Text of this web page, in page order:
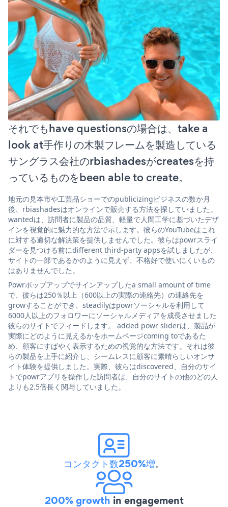
それでもhave questionsの場合は、take a
look at手作りの木製フレームを製造している
サングラス会社のrbiashadesがcreatesを持
っているものをbeen able to create。
地元の見本市や工芸品ショーでのpublicizingビジネスの数か月
後、rbiashadesはオンラインで販売する方法を探していました。
wantedは、訪問者に製品の品質、軽量で人間工学に基づいたデザ
インを視覚的に魅力的な方法で示します。彼らのYouTubeはこれ
に対する適切な解決策を提供しませんでした。彼らはpowrスライ
ダーを見つける前にdifferent third-party appsを試しましたが、
サイトの一部であるかのように見えず、不格好で使いにくいもの
はありませんでした。
Powrポップアップでサインアップしたa small amount of time
で、彼らは250％以上（600以上の実際の連絡先）の連絡先を
growすることができ、steadilyはpowrソーシャルを利用して
6000人以上のフォロワーにソーシャルメディアを成長させました
彼らのサイトでフィードします。 added powr sliderは、製品が
実際にどのように見えるかをホームページcoming toであるた
め、顧客にすばやく表示するための視覚的な方法です。それは彼
らの製品を上手に紹介し、シームレスに顧客に素晴らしいオンサ
イト体験を提供しました。実際、彼らはdiscovered、自分のサイ
トでpowrアプリを操作した訪問者は、自分のサイトの他のどの人
よりも2.5倍長く関与していました。
コンタクト数250%増。
200% growth in engagement